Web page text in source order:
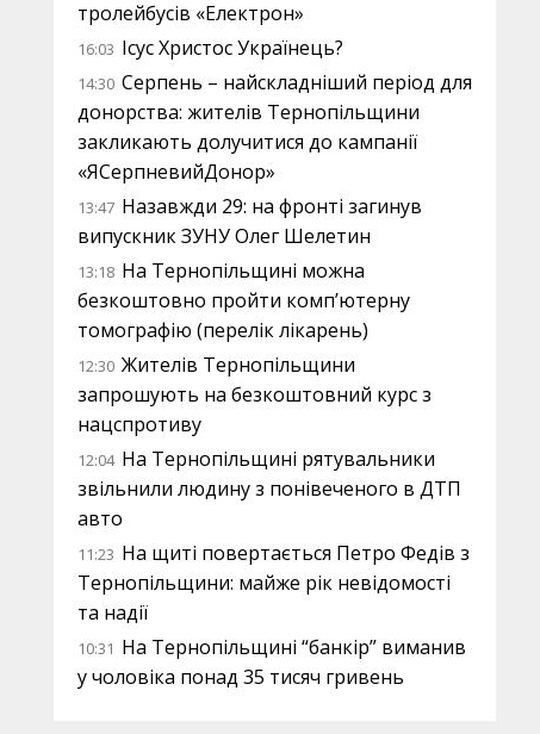
тролейбусів «Електрон»
16:03 Ісус Христос Українець?
14:30 Серпень – найскладніший період для
донорства: жителів Тернопільщини
закликають долучитися до кампанії
«ЯСерпневийДонор»
13:47 Назавжди 29: на фронті загинув
випускник ЗУНУ Олег Шелетин
13:18 На Тернопільщині можна
безкоштовно пройти комп’ютерну
томографію (перелік лікарень)
12:30 Жителів Тернопільщини
запрошують на безкоштовний курс з
нацспротиву
12:04 На Тернопільщині рятувальники
звільнили людину з понівеченого в ДТП
авто
11:23 На щиті повертається Петро Федів з
Тернопільщини: майже рік невідомості
та надії
10:31 На Тернопільщині “банкір” виманив
у чоловіка понад 35 тисяч гривень